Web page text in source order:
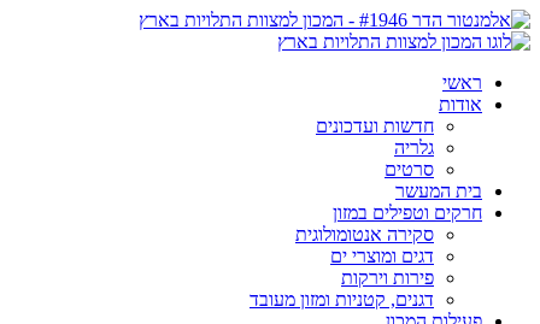
ראשי
אודות
חדשות ועדכונים
גלריה
סרטים
בית המעשר
חרקים וטפילים במזון
סקירה אנטומולוגית
דגים ומוצרי ים
פירות וירקות
דגנים, קטניות ומזון מעובד